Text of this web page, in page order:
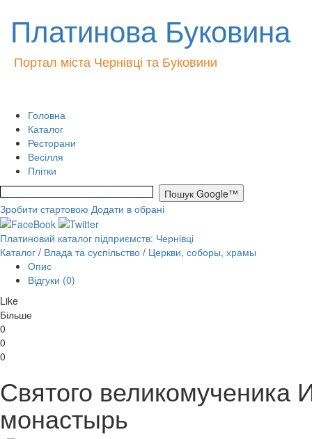
Платинова Буковина
Портал міста Чернівці та Буковини
Головна
Каталог
Ресторани
Весілля
Плітки
Зробити стартовою Додати в обрані
Платиновий каталог підприємств: Чернівці
Каталог / Влада та суспільство / Церкви, соборы, храмы
Опис
Відгуки (0)
Like
Більше
0
0
0
Святого великомученика
монастырь